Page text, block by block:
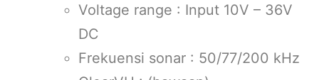
Voltage range : Input 10V – 36V
DC
Frekuensi sonar : 50/77/200 kHz